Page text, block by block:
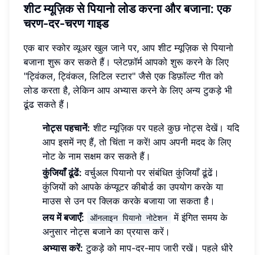
शीट म्यूज़िक से पियानो लोड करना और बजाना: एक
चरण-दर-चरण गाइड
एक बार स्कोर व्यूअर खुल जाने पर, आप शीट म्यूज़िक से पियानो
बजाना शुरू कर सकते हैं। प्लेटफ़ॉर्म आपको शुरू करने के लिए
"ट्विंकल, ट्विंकल, लिटिल स्टार" जैसे एक डिफ़ॉल्ट गीत को
लोड करता है, लेकिन आप अभ्यास करने के लिए अन्य टुकड़े भी
ढूंढ सकते हैं।
नोट्स पहचानें: शीट म्यूज़िक पर पहले कुछ नोट्स देखें। यदि
आप इसमें नए हैं, तो चिंता न करें! आप अपनी मदद के लिए
नोट के नाम सक्षम कर सकते हैं।
कुंजियाँ ढूंढें: वर्चुअल पियानो पर संबंधित कुंजियाँ ढूंढें।
कुंजियों को आपके कंप्यूटर कीबोर्ड का उपयोग करके या
माउस से उन पर क्लिक करके बजाया जा सकता है।
लय में बजाएँ:
ऑनलाइन पियानो नोटेशन
में इंगित समय के
अनुसार नोट्स बजाने का प्रयास करें।
अभ्यास करें: टुकड़े को माप-दर-माप जारी रखें। पहले धीरे